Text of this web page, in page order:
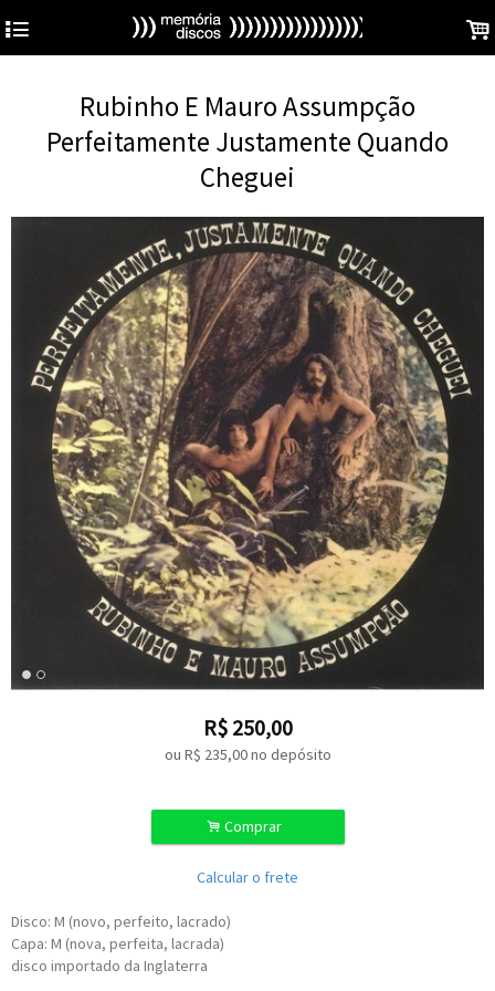
4 .
Rubinho E Mauro Assumpção
Perfeitamente Justamente Quando
Cheguei
R$ 250,00
ou R$ 235,00no depósito
. Comprar
Calcular o frete
Disco: M (novo, perfeito, lacrado)
Capa: M (nova, perfeita, lacrada)
disco importado da Inglaterra